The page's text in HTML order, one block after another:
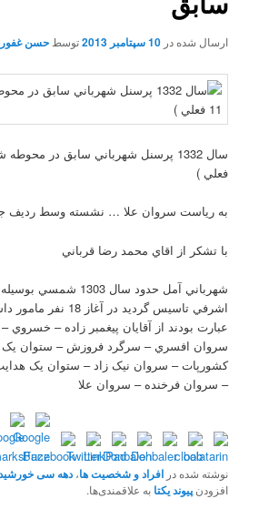
ارسال شده در10 سپتامبر 2013 توسطحسن
فعلي )
به رياست سروان علا … نشسته وسط رديف
با تشکر از اقاي محمد رضا قرباني
شهرباني آمل حدود سال
اشرفي تاسيس گرديد در
عبارت بودند از آقايان پيغمبر زاده – خسروي
سروان افسري – سرگرد فروزش – ستوان يک
کشورپات – سروان نيک زاد – ستوان يک
– سروان فرخنده – سروان علا
نوشته شده درافراد و شخصیت ها،دهه سی
افزودنپیوند یکتا به علاقمندی‌ها.